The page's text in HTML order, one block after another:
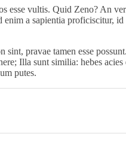
vultis. Quid Zeno? An
a sapientia proficiscitur,
pravae tamen esse
Illa sunt similia: hebes
putes.